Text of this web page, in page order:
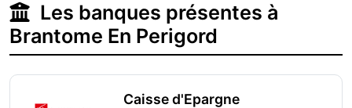
Les banques présentes à
Brantome En Perigord
Caisse d'Epargne